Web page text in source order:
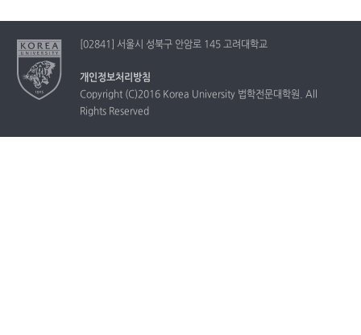
[02841] 서울시 성북구 안암로 145 고려대학교
개인정보처리방침
Copyright (C)2016 Korea University 법학전문대학원. All
Rights Reserved